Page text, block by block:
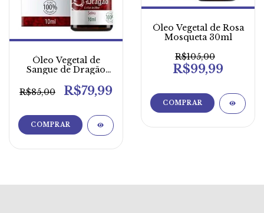
Óleo Vegetal de
Sangue de Dragão
R$85,00
R$79,99
Óleo Vegetal de Rosa
Mosqueta 30ml
R$105,00
R$99,99